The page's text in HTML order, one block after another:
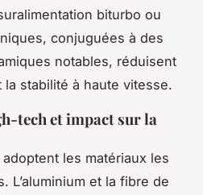
biturbo ou
conjuguées à des
notables, réduisent
stabilité à haute vitesse.
tech et impact sur la
les matériaux les
L’aluminium et la fibre de